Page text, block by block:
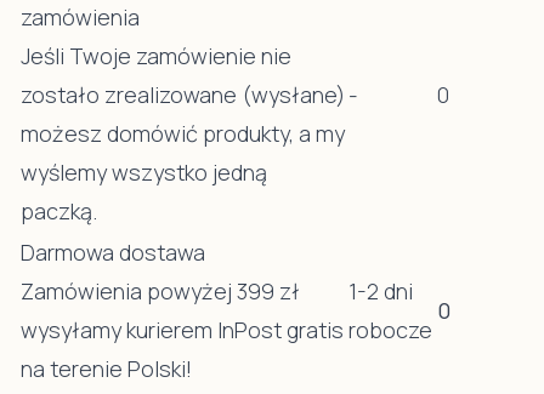
zamówienia
Jeśli Twoje zamówienie nie
zostało zrealizowane (wysłane)
możesz domówić produkty, a my
wyślemy wszystko jedną
paczką.
- 0
Darmowa dostawa
Zamówienia powyżej 399 zł
wysyłamy kurierem InPost gratis
na terenie Polski!
1-2 dni
robocze
0